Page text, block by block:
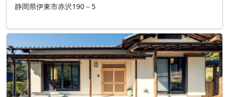
静岡県伊東市赤沢190－5